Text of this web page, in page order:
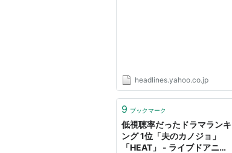
headlines.yahoo.co.jp
9 ブックマーク
低視聴率だったドラマランキ
ング 1位「夫のカノジョ」
「HEAT」 - ライブドアニュ